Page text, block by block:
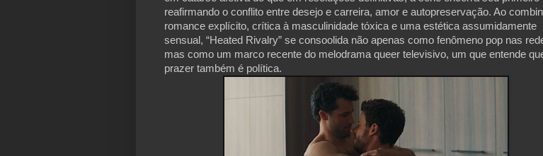
reafirmando o conflito entre desejo e carreira, amor e autopreservação. Ao
romance explícito, crítica à masculinidade tóxica e uma estética assumidamente
sensual, “Heated Rivalry” se consoolida não apenas como fenômeno pop nas
mas como um marco recente do melodrama queer televisivo, um que entende
prazer também é política.